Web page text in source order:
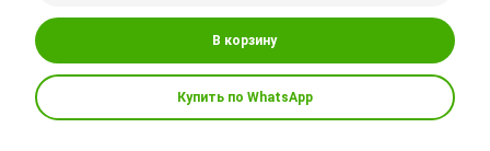
В корзину
Купить по WhatsApp